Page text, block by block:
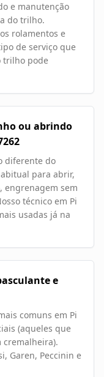
e manutenção
do trilho.
rolamentos e
de serviço que
trilho pode
ou abrindo
diferente do
para abrir,
engrenagem sem
técnico em Pi
usadas já na
e
comuns em Pi
(aqueles que
cremalheira).
Garen, Peccinin e